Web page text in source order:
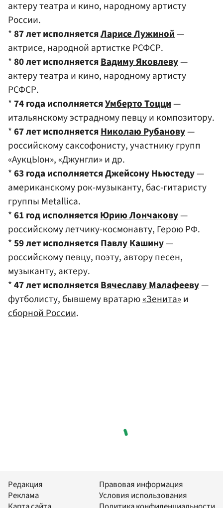
актеру театра и кино, народному артисту
России.
*87 лет исполняетсяЛарисе Лужиной—
актрисе, народной артистке РСФСР.
*80 лет исполняетсяВадиму Яковлеву—
актеру театра и кино, народному артисту
РСФСР.
*74 года исполняетсяУмберто Тоцци—
итальянскому эстрадному певцу и композитору.
*67 лет исполняетсяНиколаю Рубанову—
российскому саксофонисту, участнику групп
«АукцЫон», «Джунгли» и др.
*63 года исполняется Джейсону Ньюстеду—
американскому рок-музыканту, бас-гитаристу
группы Metallica.
*61 год исполняетсяЮрию Лончакову—
российскому летчику-космонавту, Герою РФ.
*59 лет исполняетсяПавлу Кашину—
российскому певцу, поэту, автору песен,
музыканту, актеру.
*47 лет исполняетсяВячеславу Малафееву—
футболисту, бывшему вратарю«Зенита»и
сборной России.
Редакция
Реклама
Правовая информация
Условия использования